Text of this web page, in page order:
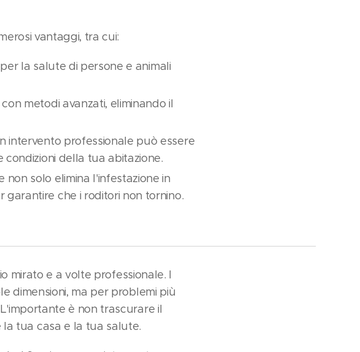
vantaggi, tra cui:
la salute di persone e animali
metodi avanzati, eliminando il
intervento professionale può essere
condizioni della tua abitazione.
non solo elimina l'infestazione in
garantire che i roditori non tornino.
mirato e a volte professionale. I
dimensioni, ma per problemi più
è non trascurare il
tua casa e la tua salute.